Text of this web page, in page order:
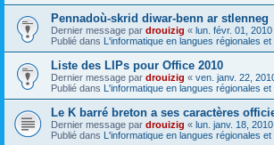
Pennadoù-skrid diwar-benn ar stlenneg
Dernier message par drouizig « lun. févr. 01,
Publié dans L'informatique en langues régionales et
Liste des LIPs pour Office 2010
Dernier message par drouizig « ven. janv. 22,
Publié dans L'informatique en langues régionales et
Le K barré breton a ses caractères
Dernier message par drouizig « lun. janv. 18,
Publié dans L'informatique en langues régionales et